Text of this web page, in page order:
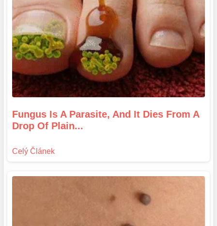
Fungus Is A Parasite, And It Dies From A
Drop Of Plain...